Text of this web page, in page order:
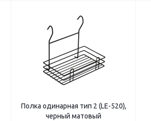
Полка одинарная тип 2 (LE-520),
черный матовый